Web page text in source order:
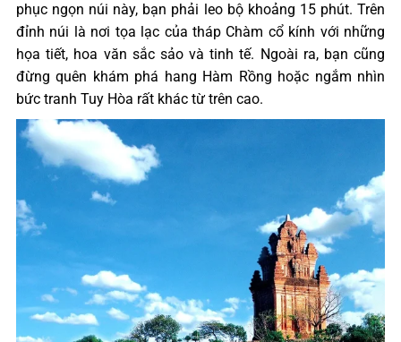
phục ngọn núi này, bạn phải leo bộ khoảng 15 phút. Trên
đỉnh núi là nơi tọa lạc của tháp Chàm cổ kính với những
họa tiết, hoa văn sắc sảo và tinh tế. Ngoài ra, bạn cũng
đừng quên khám phá hang Hàm Rồng hoặc ngắm nhìn
bức tranh Tuy Hòa rất khác từ trên cao.